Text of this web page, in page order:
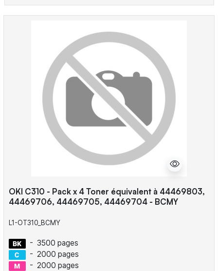
OKI C310 - Pack x 4 Toner équivalent à 44469803,
44469706, 44469705, 44469704 - BCMY
L1-OT310_BCMY
- 3500 pages
- 2000 pages
- 2000 pages